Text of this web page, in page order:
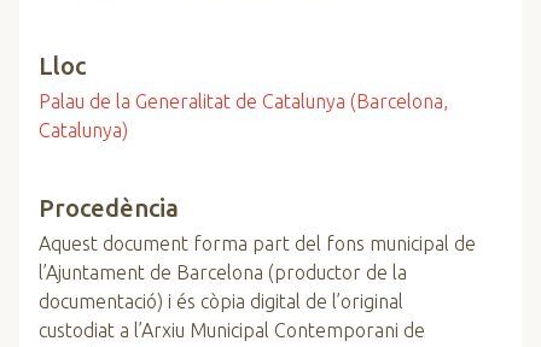
Lloc
Palau de la Generalitat de Catalunya (Barcelona,
Catalunya)
Procedència
Aquest document forma part del fons municipal de
l’Ajuntament de Barcelona (productor de la
documentació) i és còpia digital de l’original
custodiat a l’Arxiu Municipal Contemporani de